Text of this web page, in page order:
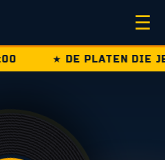
☰
★ DE PLATEN DIE JE